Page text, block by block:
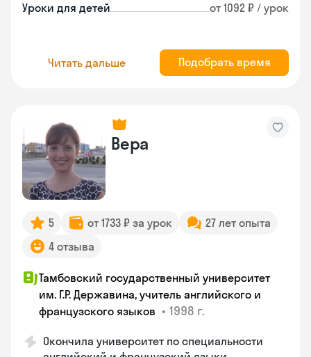
Уроки для детей от 1092 ₽ / урок
Читать дальше Подобрать время
Вера
5 от 1733 ₽ за урок
27 лет опыта
4 отзыва
Тамбовский государственный университет
им. Г.Р. Державина, учитель английского и
французского языков • 1998 г.
Окончила университет по специальности